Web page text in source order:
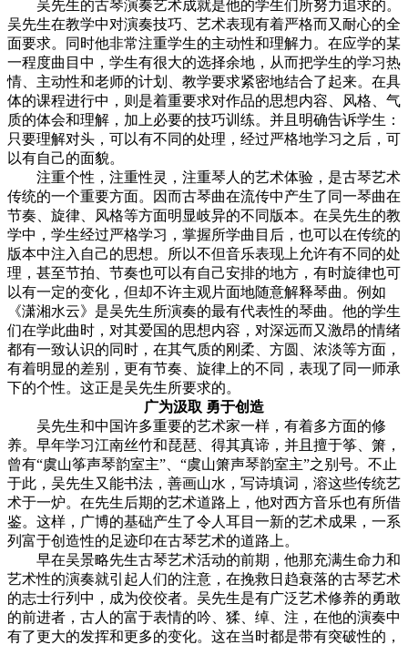
吴先生的古琴演奏艺术成就是他的学生们所努力追求的。
吴先生在教学中对演奏技巧、艺术表现有着严格而又耐心的全
面要求。同时他非常注重学生的主动性和理解力。在应学的某
一程度曲目中，学生有很大的选择余地，从而把学生的学习热
情、主动性和老师的计划、教学要求紧密地结合了起来。在具
体的课程进行中，则是着重要求对作品的思想内容、风格、气
质的体会和理解，加上必要的技巧训练。并且明确告诉学生：
只要理解对头，可以有不同的处理，经过严格地学习之后，可
以有自己的面貌。
注重个性，注重性灵，注重琴人的艺术体验，是古琴艺术
传统的一个重要方面。因而古琴曲在流传中产生了同一琴曲在
节奏、旋律、风格等方面明显岐异的不同版本。在吴先生的教
学中，学生经过严格学习，掌握所学曲目后，也可以在传统的
版本中注入自己的思想。所以不但音乐表现上允许有不同的处
理，甚至节拍、节奏也可以有自己安排的地方，有时旋律也可
以有一定的变化，但却不许主观片面地随意解释琴曲。例如
《潇湘水云》是吴先生所演奏的最有代表性的琴曲。他的学生
们在学此曲时，对其爱国的思想内容，对深远而又激昂的情绪
都有一致认识的同时，在其气质的刚柔、方圆、浓淡等方面，
有着明显的差别，更有节奏、旋律上的不同，表现了同一师承
下的个性。这正是吴先生所要求的。
广为汲取 勇于创造
吴先生和中国许多重要的艺术家一样，有着多方面的修
养。早年学习江南丝竹和琵琶、得其真谛，并且擅于筝、箫，
曾有“虞山筝声琴韵室主”、“虞山箫声琴韵室主”之别号。不止
于此，吴先生又能书法，善画山水，写诗填词，溶这些传统艺
术于一炉。在先生后期的艺术道路上，他对西方音乐也有所借
鉴。这样，广博的基础产生了令人耳目一新的艺术成果，一系
列富于创造性的足迹印在古琴艺术的道路上。
早在吴景略先生古琴艺术活动的前期，他那充满生命力和
艺术性的演奏就引起人们的注意，在挽救日趋衰落的古琴艺术
的志士行列中，成为佼佼者。吴先生是有广泛艺术修养的勇敢
的前进者，古人的富于表情的吟、猱、绰、注，在他的演奏中
有了更大的发挥和更多的变化。这在当时都是带有突破性的，